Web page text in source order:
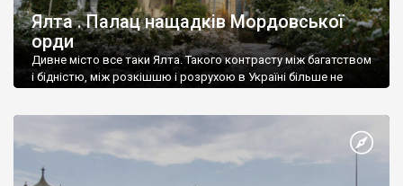
Ялта . Палац нащадків Мордовської
орди
Дивне місто все таки Ялта. Такого контрасту між багатством
і бідністю, між розкішшю і розрухою в Україні більше не